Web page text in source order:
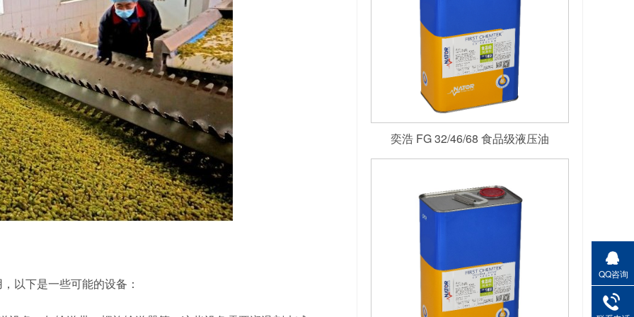
以下是一些可能的设备：
奕浩 FG 32/46/68 食品级液压油
QQ咨询